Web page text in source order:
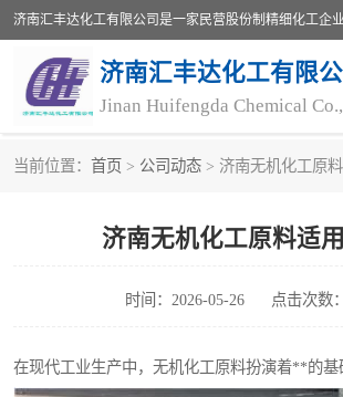
济南汇丰达化工有限
Jinan Huifengda Chemical
当前位置： 首页 > 公司动态 > 济南无机化工原
济南无机化工原料适
时间：2026-05-26 点击次数
在现代工业生产中，无机化工原料扮演着**的基
醚类
酚类
羧酸衍生物 无机化